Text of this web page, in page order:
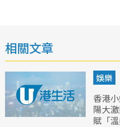
相關文章
娛樂
香港
陽大
賦「